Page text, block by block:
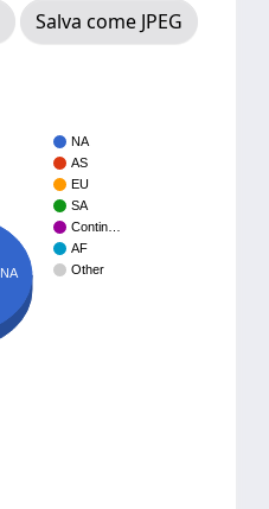
Salva come JPEG
NA
AS
EU
SA
Contin…
AF
Other
NA